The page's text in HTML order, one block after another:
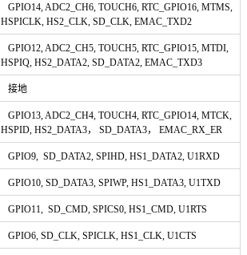
GPIO14, ADC2_CH6, TOUCH6, RTC_GPIO16, MTMS,
HSPICLK, HS2_CLK, SD_CLK, EMAC_TXD2
GPIO12 , ADC2_CH5 , TOUCH5 RTC_GPIO15, MTDI,
HSPIQ, HS2_DATA2, SD_DATA2, EMAC_TXD3
接地
GPIO13 , ADC2_CH4 , TOUCH4 RTC_GPIO14, MTCK,
HSPID, HS2_DATA3， SD_DATA3， EMAC_RX_ER
GPIO9, SD_DATA2, SPIHD, HS1_DATA2, U1RXD
GPIO10, SD_DATA3, SPIWP, HS1_DATA3, U1TXD
GPIO11, SD_CMD, SPICS0, HS1_CMD, U1RTS
GPIO6, SD_CLK, SPICLK, HS1_CLK, U1CTS